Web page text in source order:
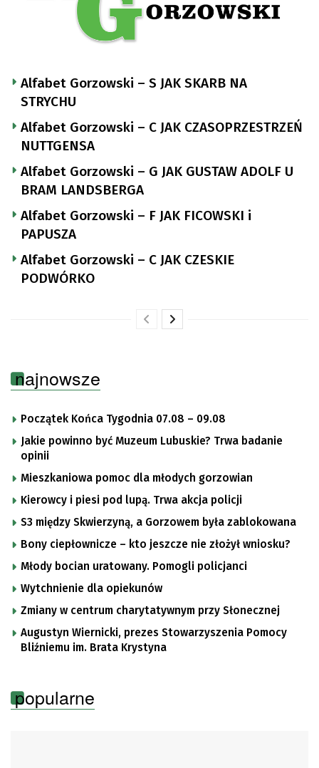
Alfabet Gorzowski – S JAK SKARB NA
STRYCHU
Alfabet Gorzowski – C JAK CZASOPRZESTRZEŃ
NUTTGENSA
Alfabet Gorzowski – G JAK GUSTAW ADOLF U
BRAM LANDSBERGA
Alfabet Gorzowski – F JAK FICOWSKI i
PAPUSZA
Alfabet Gorzowski – C JAK CZESKIE
PODWÓRKO
najnowsze
Początek Końca Tygodnia 07.08 – 09.08
Jakie powinno być Muzeum Lubuskie? Trwa badanie
opinii
Mieszkaniowa pomoc dla młodych gorzowian
Kierowcy i piesi pod lupą. Trwa akcja policji
S3 między Skwierzyną, a Gorzowem była zablokowana
Bony ciepłownicze – kto jeszcze nie złożył wniosku?
Młody bocian uratowany. Pomogli policjanci
Wytchnienie dla opiekunów
Zmiany w centrum charytatywnym przy Słonecznej
Augustyn Wiernicki, prezes Stowarzyszenia Pomocy
Bliźniemu im. Brata Krystyna
popularne